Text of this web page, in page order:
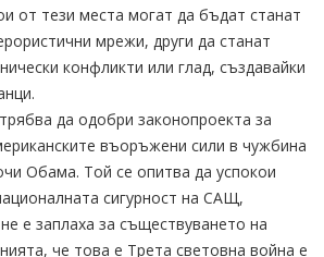
от тези места могат да бъдат станат
мрежи, други да станат
конфликти или глад, създавайки
да одобри законопроекта за
въоръжени сили в чужбина
Обама. Той се опитва да успокои
сигурност на САЩ,
е заплаха за съществуването на
че това е Трета световна война е